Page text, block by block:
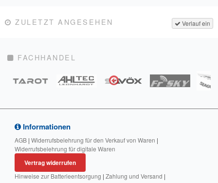
Verlauf ein
ZULETZT ANGESEHEN
FACHHANDEL
Informationen
AGB | Widerrufsbelehrung für den Verkauf von Waren |
Widerrufsbelehrung für digitale Waren
Vertrag widerrufen
Hinweise zur Batterieentsorgung | Zahlung und Versand |